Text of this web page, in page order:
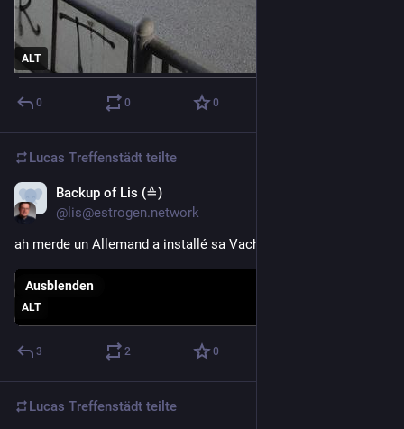
ALT
0 0 0
Lucas Treffenstädt teilte
Backup of Lis (≙)
@lis@estrogen.network
ah merde un Allemand a installé sa Vachemaschine ici
ALT
Ausblenden
3 2 0
Lucas Treffenstädt teilte